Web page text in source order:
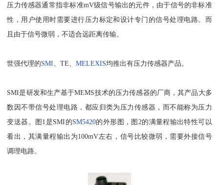
压力传感器通常指非标准mV级信号输出的元件，由于信号的非标准
性，用户使用时需要进行压力标定和设计专门的信号处理电路。而
且由于信号微弱，不适合远距离传输。
世强代理的SMI 、TE、MELEXIS均推出有压力传感器产品。
SMI是研发和生产基于MEMS技术的压力传感器的厂商，其产品大多
数因不带信号处理电路，都应归类为压力传感器，而不能称为压力
变送器。图1是SMI的SM5420的外形图，图2的满量程输出特性可以
看出，其满量程输出为100mV左右，信号比较微弱，需要外接信号
调理电路。